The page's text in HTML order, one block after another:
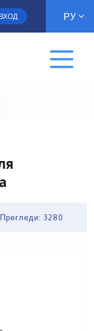
ВХОД РУ
Прегледи: 3280